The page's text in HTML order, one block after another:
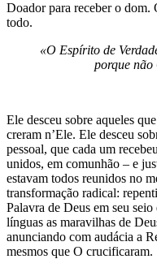
Doador para receber o dom.
todo.
«O Espírito de
porque não
Ele desceu sobre aqueles
creram n’Ele. Ele desceu
pessoal, que cada um
unidos, em comunhão – e
estavam todos reunidos no
transformação radical:
Palavra de Deus em seu
línguas as maravilhas de
anunciando com audácia a
mesmos que O crucificaram.